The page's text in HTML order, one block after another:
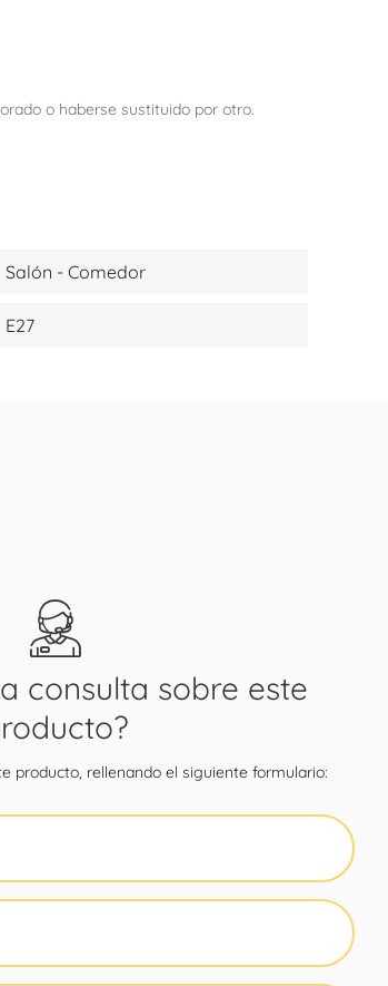
o haberse sustituido por otro.
Salón - Comedor
E27
consulta sobre este
producto, rellenando el siguiente formulario: